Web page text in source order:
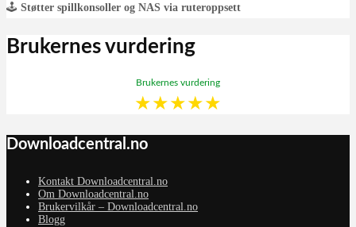
🕹️ Støtter spillkonsoller og NAS via ruteroppsett
Brukernes vurdering
Brukernes vurdering
★★★★★
Downloadcentral.no
Kontakt Downloadcentral.no
Om Downloadcentral.no
Brukervilkår – Downloadcentral.no
Blogg